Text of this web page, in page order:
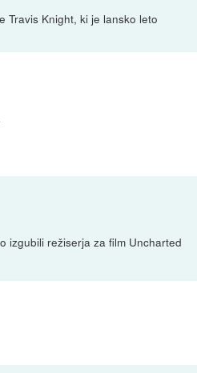
Travis Knight, ki je lansko leto
izgubili režiserja za film Uncharted